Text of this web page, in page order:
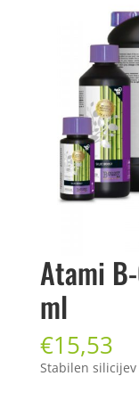
Atami
ml
€15,53
Stabilen